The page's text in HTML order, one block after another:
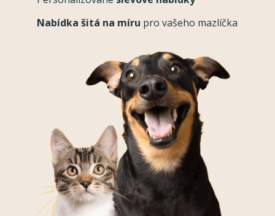
Nabídka šitá na míru pro vašeho mazlíčka